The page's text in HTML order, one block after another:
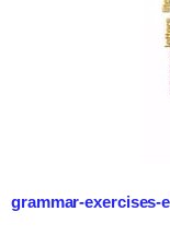
grammar-exercises-